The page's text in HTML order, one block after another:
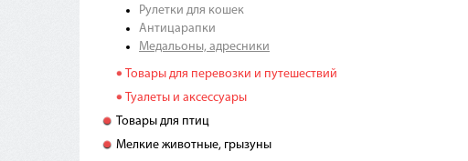
Рулетки для кошек
Антицарапки
Медальоны, адресники
Товары для перевозки и путешествий
Туалеты и аксессуары
Товары для птиц
Мелкие животные, грызуны